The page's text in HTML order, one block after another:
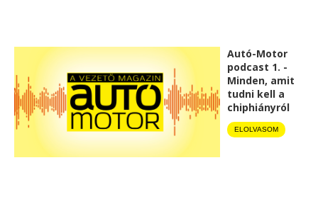
Autó-Motor
podcast 1. -
Minden, amit
tudni kell a
chiphiányról
ELOLVASOM